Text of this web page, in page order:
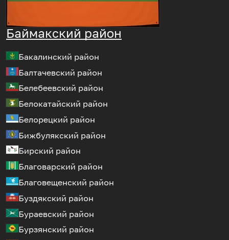
Баймакский район
Бакалинский район
Балтачевский район
Белебеевский район
Белокатайский район
Белорецкий район
Бижбулякский район
Бирский район
Благоварский район
Благовещенский район
Буздякский район
Бураевский район
Бурзянский район